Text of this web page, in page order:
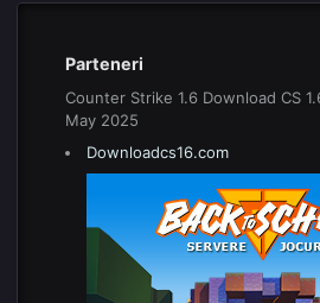
Parteneri
Counter Strike 1.6 Download CS
May 2025
Downloadcs16.com